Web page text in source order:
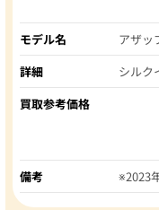
モデル名
アザッ
詳細
シルク
買取参考価格
備考 ※2023